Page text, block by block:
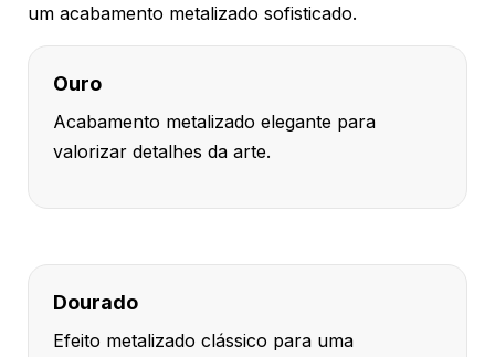
um acabamento metalizado sofisticado.
Ouro
Acabamento metalizado elegante para
valorizar detalhes da arte.
Dourado
Efeito metalizado clássico para uma